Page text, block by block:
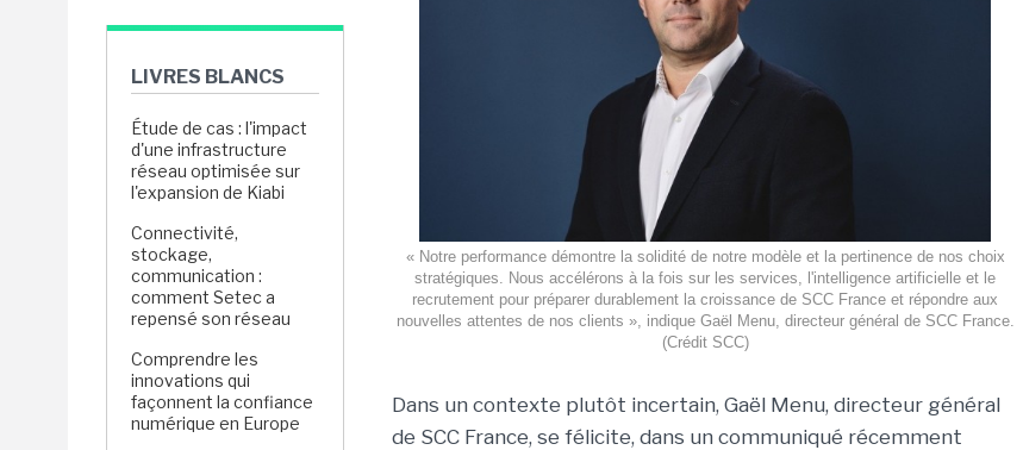
LIVRES BLANCS
Étude de cas : l'impact
d'une infrastructure
réseau optimisée sur
l'expansion de Kiabi
Connectivité,
stockage,
communication :
comment Setec a
repensé son réseau
Comprendre les
innovations qui
façonnent la confiance
numérique en Europe
« Notre performance démontre la solidité de notre modèle et la pertinence de nos choix
stratégiques. Nous accélérons à la fois sur les services, l'intelligence artificielle et le
recrutement pour préparer durablement la croissance de SCC France et répondre aux
nouvelles attentes de nos clients », indique Gaël Menu, directeur général de SCC France.
(Crédit SCC)
Dans un contexte plutôt incertain, Gaël Menu, directeur général
de SCC France, se félicite, dans un communiqué récemment